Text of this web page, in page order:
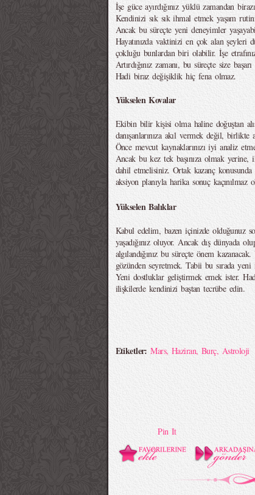
İşe güce ayırdığınız yüklü zamandan
Kendinizi sık sık ihmal etmek yaşam
Ancak bu süreçte yeni deneyimler
Hayatınızda vaktinizi en çok alan şeyleri
çokluğu bunlardan biri olabilir. İşe
Artırdığınız zamanı, bu süreçte size
Hadi biraz değişiklik hiç fena olmaz.
Yükselen Kovalar
Ekibin bilir kişisi olma haline doğuştan
danışanlarınıza akıl vermek değil,
Önce mevcut kaynaklarınızı iyi analiz
Ancak bu kez tek başınıza olmak
dahil etmelisiniz. Ortak kazanç konusunda
aksiyon planıyla harika sonuç kaçınılmaz
Yükselen Balıklar
Kabul edelim, bazen içinizde olduğunuz
yaşadığınız oluyor. Ancak dış dünyada
algılandığınız bu süreçte önem
gözünden seyretmek. Tabii bu sırada
Yeni dostluklar geliştirmek emek ister.
ilişkilerde kendinizi baştan tecrübe edin.
Etiketler:Mars, Haziran, Burç, Astroloji
Pin It